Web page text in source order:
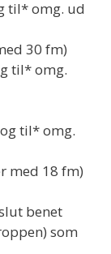
til* omg. ud
30 fm)
til* omg.
til* omg.
med 18 fm)
benet
som